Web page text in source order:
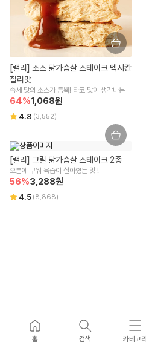
[랠리] 소스 닭가슴살 스테이크 멕시칸
칠리맛
64%1,068원
4.8 (3,552)
[랠리] 그릴 닭가슴살 스테이크 2종
오븐에 구워 육즙이 살아있는 맛 !
56%3,288원
4.5 (8,868)
홈 검색 카테고리